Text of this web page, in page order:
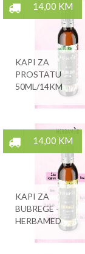
14,00 KM
KAPI ZA
PROSTATU
50ML/14KM
14,00 KM
KAPI ZA
BUBREGE -
HERBAMED